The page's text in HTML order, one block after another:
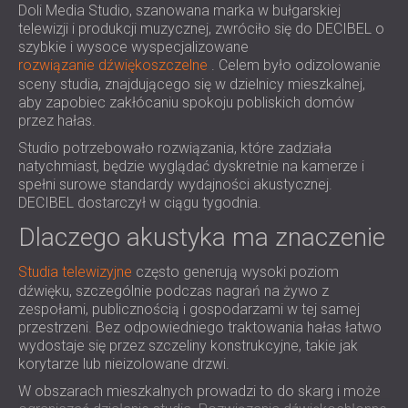
IZOLACJA AKUSTYCZNA I PANELE
AKUSTYCZNE DLA RESTAURACJI I
KLUBÓW
IZOLACJA AKUSTYCZNA I ROZWIĄZANIA
AKUSTYCZNE DLA HOTELI
IZOLACJA AKUSTYCZNA I PANELE
AKUSTYCZNE DO HAL I TEATRÓW
ROZWIĄZANIA DŹWIĘKOSZCZELNE I
AKUSTYCZNE DLA POWIERZCHNI
HANDLOWYCH
WYCISZANIE I AKUSTYKA W OBIEKTACH
EDUKACYJNYCH
PANELE DŹWIĘKOCHŁONNE I
AKUSTYCZNE DLA PLACÓWEK SŁUŻBY
ZDROWIA
ROZWIĄZANIA DŹWIĘKOSZCZELNE I
AKUSTYCZNE DLA SEKTORA AUDIOLOGII
ROMÂNIA (RO)
FINLAND (FI)
РОССИЯ (RU)
USA (US)
SOUTH AFRICA (ZA)
Doli Media Studio, szanowana marka w bułgarskiej
telewizji i produkcji muzycznej, zwróciło się do DECIBEL o
szybkie i wysoce wyspecjalizowane
rozwiązanie dźwiękoszczelne . Celem było odizolowanie
sceny studia, znajdującego się w dzielnicy mieszkalnej,
aby zapobiec zakłócaniu spokoju pobliskich domów
przez hałas.
Studio potrzebowało rozwiązania, które zadziała
natychmiast, będzie wyglądać dyskretnie na kamerze i
spełni surowe standardy wydajności akustycznej.
DECIBEL dostarczył w ciągu tygodnia.
Dlaczego akustyka ma znaczenie
Studia telewizyjne często generują wysoki poziom
dźwięku, szczególnie podczas nagrań na żywo z
zespołami, publicznością i gospodarzami w tej samej
przestrzeni. Bez odpowiedniego traktowania hałas łatwo
wydostaje się przez szczeliny konstrukcyjne, takie jak
korytarze lub nieizolowane drzwi.
W obszarach mieszkalnych prowadzi to do skarg i może